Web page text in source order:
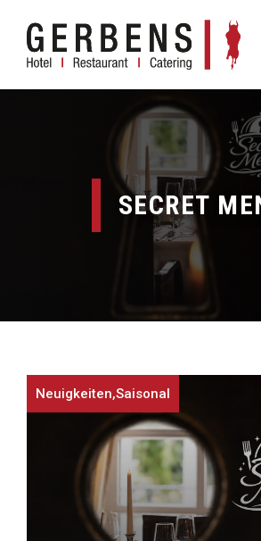
Inhalt
springen
SECRET
Neuigkeiten,Saisonal